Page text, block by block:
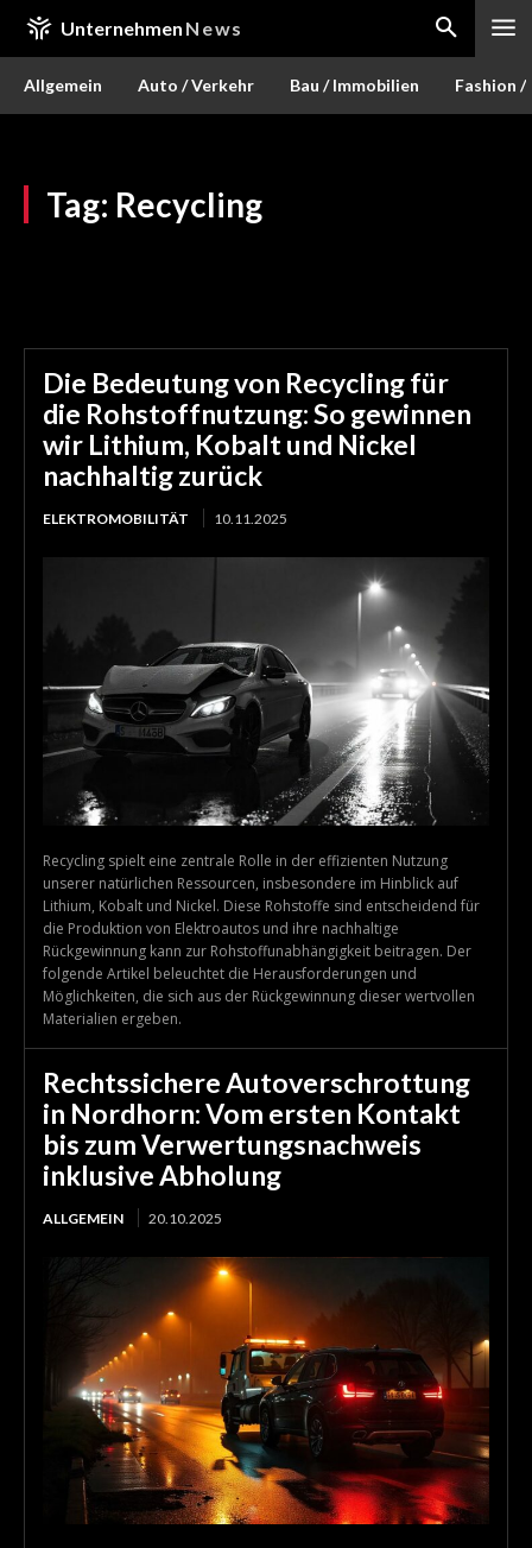
Unternehmen News
Allgemein Auto / Verkehr Bau / Immobilien Fashion /
Tag: Recycling
Die Bedeutung von Recycling für
die Rohstoffnutzung: So gewinnen
wir Lithium, Kobalt und Nickel
nachhaltig zurück
ELEKTROMOBILITÄT 10.11.2025
Recycling spielt eine zentrale Rolle in der effizienten Nutzung
unserer natürlichen Ressourcen, insbesondere im Hinblick auf
Lithium, Kobalt und Nickel. Diese Rohstoffe sind entscheidend für
die Produktion von Elektroautos und ihre nachhaltige
Rückgewinnung kann zur Rohstoffunabhängigkeit beitragen. Der
folgende Artikel beleuchtet die Herausforderungen und
Möglichkeiten, die sich aus der Rückgewinnung dieser wertvollen
Materialien ergeben.
Rechtssichere Autoverschrottung
in Nordhorn: Vom ersten Kontakt
bis zum Verwertungsnachweis
inklusive Abholung
ALLGEMEIN 20.10.2025